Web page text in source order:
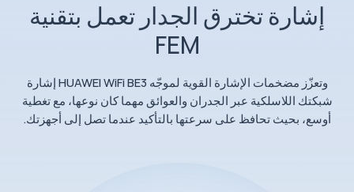
إشارة تخترق الجدار تعمل بتقنية
FEM
وتعزّز مضخمات الإشارة القوية لموجّه HUAWEI WiFi BE3 إشارة
شبكتك اللاسلكية عبر الجدران والعوائق مهما كان نوعها، مع تغطية
أوسع، بحيث تحافظ على سرعتها بالتأكيد عندما تصل إلى أجهزتك.